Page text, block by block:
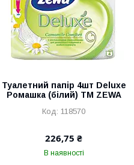
Туалетний папір 4шт Deluxe
Ромашка (білий) ТМ ZEWA
118570
226,75 ₴
В наявності